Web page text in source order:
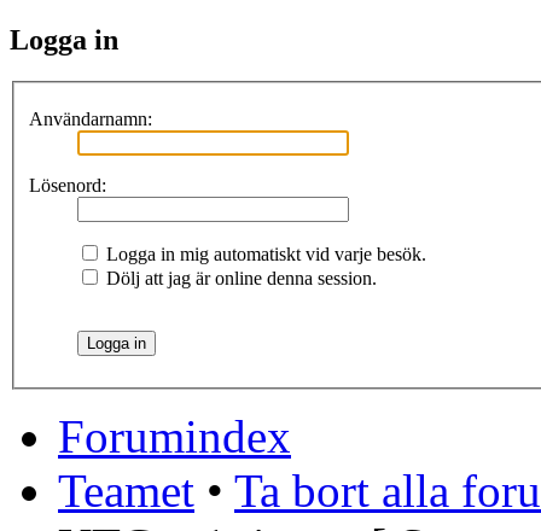
Logga in
Användarnamn:
Lösenord:
Logga in mig automatiskt vid varje besök.
Dölj att jag är online denna session.
Forumindex
Teamet • Ta bort alla